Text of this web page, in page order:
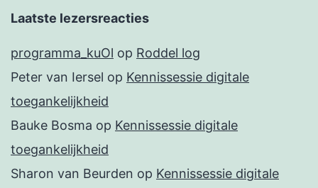
Laatste lezersreacties
programma_kuOl op Roddel log
Peter van Iersel op Kennissessie digitale
toegankelijkheid
Bauke Bosma op Kennissessie digitale
toegankelijkheid
Sharon van Beurden op Kennissessie digitale